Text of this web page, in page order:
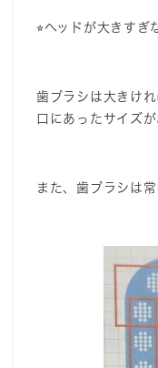
⭐︎ヘッドが大きすぎ
歯ブラシは大きけ
口にあったサイズ
また、歯ブラシは